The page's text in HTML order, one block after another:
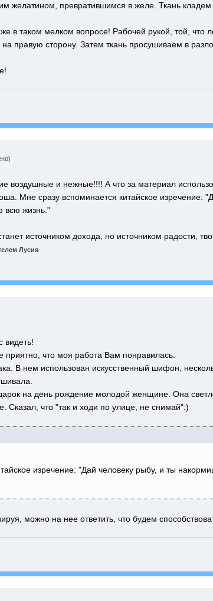
желатином, превратившимся в желе. Ткань кладем
в таком мелком вопросе! Рабочей рукой, той, что
правую сторону. Затем ткань просушиваем в
воздушные и нежные!!!! А что за материал
Мне сразу вспоминается китайское изречение:
всю жизнь."
источником дохода, но источником радости,
Лусия
видеть!
что моя работа Вам понравилась.
В нем использован искусственный шифон,
на день рождение молодой женщине. Она
Сказал, что "так и ходи по улице, не снимай":)
изречение: "Дай человеку рыбу, и ты
можно на нее ответить, что будем